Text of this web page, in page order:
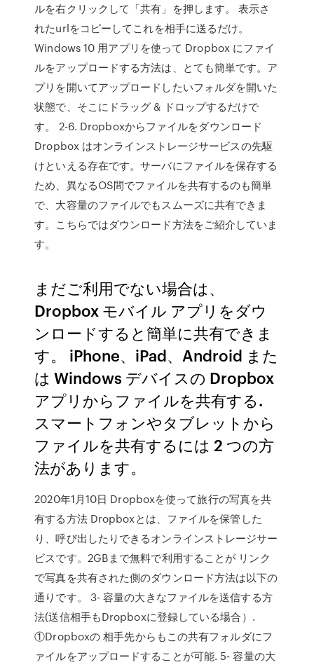
ルを右クリックして「共有」を押します。 表示さ
れたurlをコピーしてこれを相手に送るだけ。
Windows 10 用アプリを使って Dropbox にファイ
ルをアップロードする方法は、とても簡単です。ア
プリを開いてアップロードしたいフォルダを開いた
状態で、そこにドラッグ & ドロップするだけで
す。 2-6. Dropboxからファイルをダウンロード
Dropbox はオンラインストレージサービスの先駆
けといえる存在です。サーバにファイルを保存する
ため、異なるOS間でファイルを共有するのも簡単
で、大容量のファイルでもスムーズに共有できま
す。こちらではダウンロード方法をご紹介していま
す。
まだご利用でない場合は、
Dropbox モバイル アプリをダウ
ンロードすると簡単に共有できま
す。 iPhone、iPad、Android また
は Windows デバイスの Dropbox
アプリからファイルを共有する.
スマートフォンやタブレットから
ファイルを共有するには 2 つの方
法があります。
2020年1月10日 Dropboxを使って旅行の写真を共
有する方法 Dropboxとは、ファイルを保管した
り、呼び出したりできるオンラインストレージサー
ビスです。2GBまで無料で利用することが リンク
で写真を共有された側のダウンロード方法は以下の
通りです。 3- 容量の大きなファイルを送信する方
法(送信相手もDropboxに登録している場合）.
①Dropboxの 相手先からもこの共有フォルダにフ
ァイルをアップロードすることが可能. 5- 容量の大